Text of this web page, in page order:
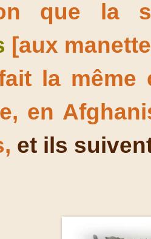
que la
[aux
la même
en
et ils